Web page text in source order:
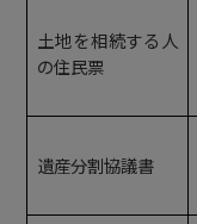
土地を相続する人
の住民票
遺産分割協議書